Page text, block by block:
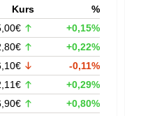
Kurs
%
+0,15%
+0,22%
-0,11%
+0,29%
+0,80%